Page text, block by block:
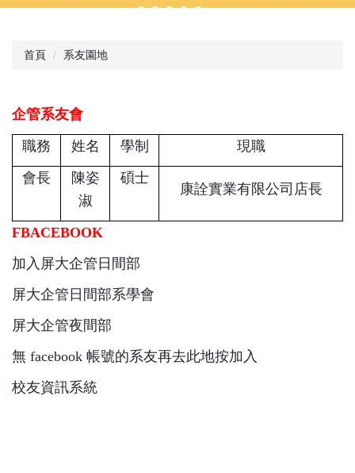
首頁 系友園地
企管系友會
職務
姓名 學制
現職
會長
陳姿
淑
碩士
康詮實業有限公司店長
FBACEBOOK
加入屏大企管日間部
屏大企管日間部系學會
屏大企管夜間部
無 facebook 帳號的系友再去此地按加入
校友資訊系統